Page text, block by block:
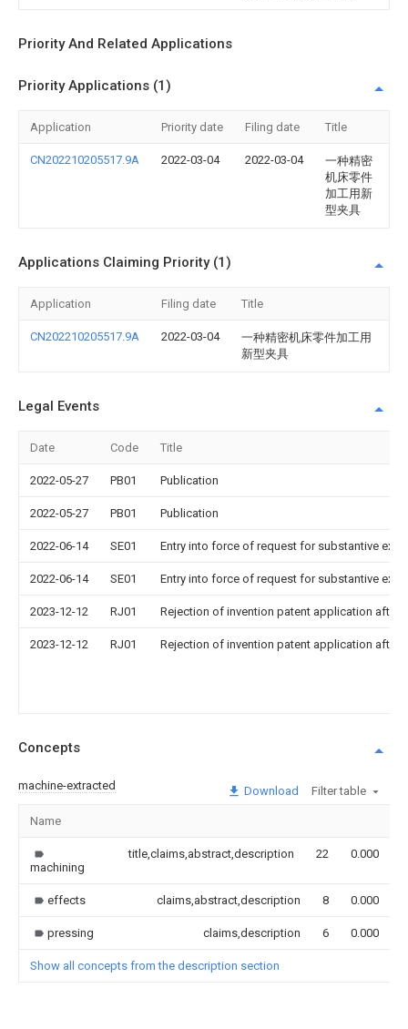
Priority And Related Applications
Priority Applications (1)
Application Priority date Filing date Title
CN202210205517.9A 2022-03-04 2022-03-04
一种精密
机床零件
加工用新
型夹具
Applications Claiming Priority (1)
Application Filing date Title
CN202210205517.9A 2022-03-04
一种精密机床零件加工用
新型夹具
Legal Events
Date Code Title
2022-05-27 PB01 Publication
2022-05-27 PB01 Publication
2022-06-14 SE01 Entry into force of request for substantive
2022-06-14 SE01 Entry into force of request for substantive
2023-12-12 RJ01 Rejection of invention patent application after
2023-12-12 RJ01 Rejection of invention patent application after
Concepts
machine-extracted Download Filter table
Name
machining
title,claims,abstract,description 22 0.000
effects claims,abstract,description 8 0.000
pressing claims,description 6 0.000
Show all concepts from the description section